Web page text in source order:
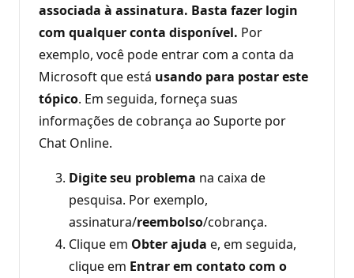
associada à assinatura. Basta fazer login
com qualquer conta disponível. Por
exemplo, você pode entrar com a conta da
Microsoft que está usando para postar este
tópico. Em seguida, forneça suas
informações de cobrança ao Suporte por
Chat Online.
Digite seu problema na caixa de
pesquisa. Por exemplo,
assinatura/reembolso/cobrança.
Clique em Obter ajuda e, em seguida,
clique em Entrar em contato com o